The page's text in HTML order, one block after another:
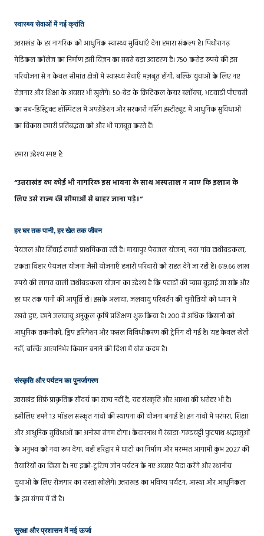
स्वास्थ्य सेवाओं में नई क्रांति
उत्तराखंड के हर नागरिक को आधुनिक स्वास्थ्य सुविधाएँ देना हमारा संकल्प है। पिथौरागढ़
मेडिकल कॉलेज का निर्माण इसी विज़न का सबसे बड़ा उदाहरण है। 750 करोड़ रुपये की इस
परियोजना से न केवल सीमांत क्षेत्रों में स्वास्थ्य सेवाएँ मज़बूत होंगी, बल्कि युवाओं के लिए नए
रोज़गार और शिक्षा के अवसर भी खुलेंगे। 50-बेड के क्रिटिकल केयर ब्लॉक्स, भटवाड़ी पीएचसी
का सब-डिस्ट्रिक्ट हॉस्पिटल में अपग्रेडेशन और सरकारी नर्सिंग इंस्टीट्यूट में आधुनिक सुविधाओं
का विकास हमारी प्रतिबद्धता को और भी मज़बूत करते हैं।
हमारा उद्देश्य स्पष्ट है:
“उत्तराखंड का कोई भी नागरिक इस भावना के साथ अस्पताल न जाए कि इलाज के
लिए उसे राज्य की सीमाओं से बाहर जाना पड़े।”
हर घर तक पानी, हर खेत तक जीवन
पेयजल और सिंचाई हमारी प्राथमिकता रही है। मायापुर पेयजल योजना, नया गांव हाथीबड़कला,
एकता विहार पेयजल योजना जैसी योजनाएँ हजारों परिवारों को राहत देने जा रही हैं। 619.66 लाख
रुपये की लागत वाली हाथीबड़कला योजना का उद्देश्य है कि पहाड़ों की प्यास बुझाई जा सके और
हर घर तक पानी की आपूर्ति हो। इसके अलावा, जलवायु परिवर्तन की चुनौतियों को ध्यान में
रखते हुए, हमने जलवायु अनुकूल कृषि प्रशिक्षण शुरू किया है। 200 से अधिक किसानों को
आधुनिक तकनीकों, ड्रिप इरिगेशन और फसल विविधीकरण की ट्रेनिंग दी गई है। यह केवल खेती
नहीं, बल्कि आत्मनिर्भर किसान बनाने की दिशा में ठोस कदम है।
संस्कृति और पर्यटन का पुनर्जागरण
उत्तराखंड सिर्फ़ प्राकृतिक सौंदर्य का राज्य नहीं है, यह संस्कृति और आस्था की धरोहर भी है।
इसीलिए हमने 13 मॉडल संस्कृत गांवों की स्थापना की योजना बनाई है। इन गांवों में परंपरा, शिक्षा
और आधुनिक सुविधाओं का अनोखा संगम होगा। केदारनाथ में रंबाडा-गरुड़चट्टी फुटपाथ श्रद्धालुओं
के अनुभव को नया रूप देगा, वहीं हरिद्वार में घाटों का निर्माण और मरम्मत आगामी कुंभ 2027 की
तैयारियों का हिस्सा है। नए इको-टूरिज्म जोन पर्यटन के नए अवसर पैदा करेंगे और स्थानीय
युवाओं के लिए रोजगार का रास्ता खोलेंगे। उत्तराखंड का भविष्य पर्यटन, आस्था और आधुनिकता
के इस संगम में ही है।
सुरक्षा और प्रशासन में नई ऊर्जा